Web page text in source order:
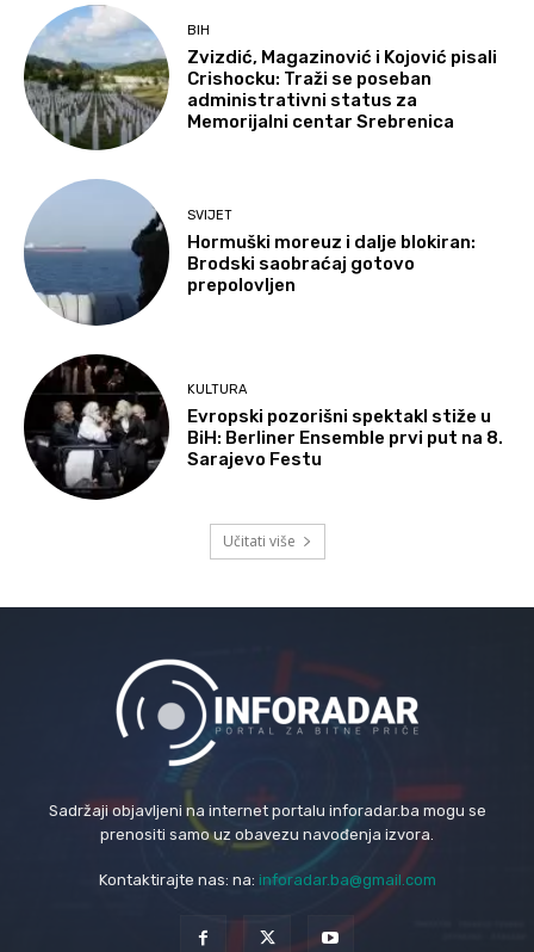
BIH
Zvizdić, Magazinović i Kojović pisali
Crishocku: Traži se poseban
administrativni status za
Memorijalni centar Srebrenica
SVIJET
Hormuški moreuz i dalje blokiran:
Brodski saobraćaj gotovo
prepolovljen
KULTURA
Evropski pozorišni spektakl stiže u
BiH: Berliner Ensemble prvi put na 8.
Sarajevo Festu
Učitati više
Sadržaji objavljeni na internet portalu inforadar.ba mogu se
prenositi samo uz obavezu navođenja izvora.
Kontaktirajte nas: na: inforadar.ba@gmail.com